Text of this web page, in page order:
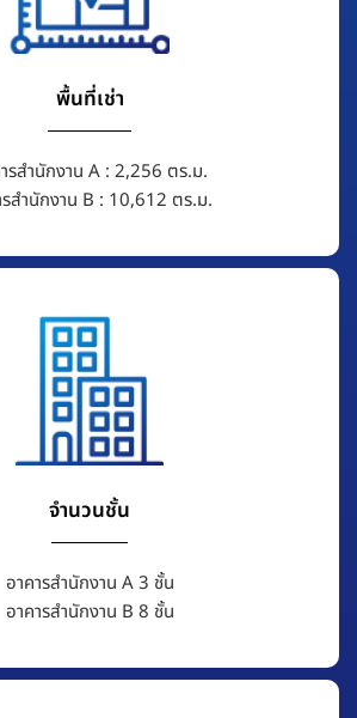
พื้นที่เช่า
รสำนักงาน A : 2,256 ตร.ม.
รสำนักงาน B : 10,612 ตร.ม.
จำนวนชั้น
อาคารสำนักงาน A 3 ชั้น
อาคารสำนักงาน B 8 ชั้น